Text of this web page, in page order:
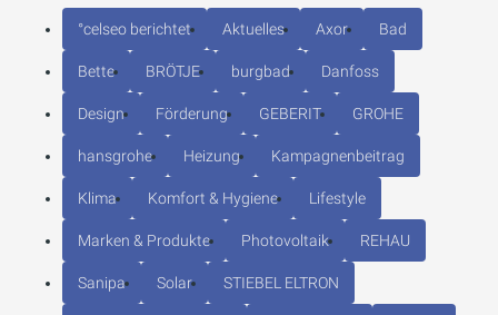
°celseo berichtet Aktuelles Axor Bad
Bette BRÖTJE burgbad Danfoss
Design Förderung GEBERIT GROHE
hansgrohe Heizung Kampagnenbeitrag
Klima Komfort & Hygiene Lifestyle
Marken & Produkte Photovoltaik REHAU
Sanipa Solar STIEBEL ELTRON